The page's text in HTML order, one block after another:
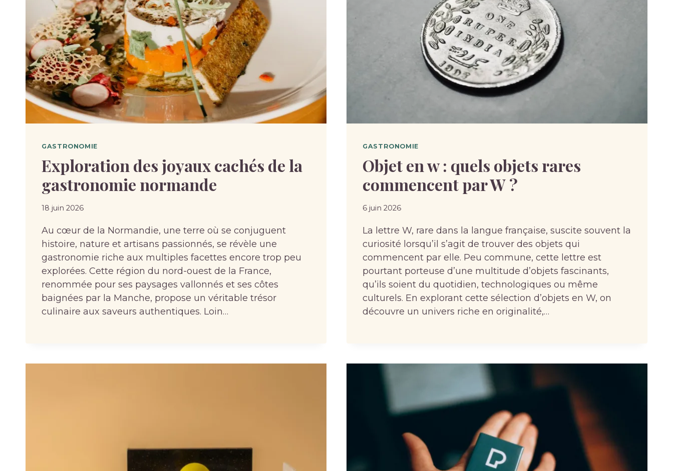
GASTRONOMIE
Exploration des joyaux cachés de la
gastronomie normande
18 juin 2026
Au cœur de la Normandie, une terre où se conjuguent
histoire, nature et artisans passionnés, se révèle une
gastronomie riche aux multiples facettes encore trop peu
explorées. Cette région du nord-ouest de la France,
renommée pour ses paysages vallonnés et ses côtes
baignées par la Manche, propose un véritable trésor
culinaire aux saveurs authentiques. Loin…
GASTRONOMIE
Objet en w : quels objets rares
commencent par W ?
6 juin 2026
La lettre W, rare dans la langue française, suscite souvent la
curiosité lorsqu’il s’agit de trouver des objets qui
commencent par elle. Peu commune, cette lettre est
pourtant porteuse d’une multitude d’objets fascinants,
qu’ils soient du quotidien, technologiques ou même
culturels. En explorant cette sélection d’objets en W, on
découvre un univers riche en originalité,…